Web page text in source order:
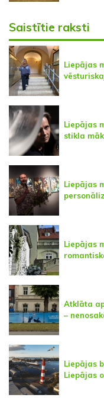
Saistītie raksti
Liepājas
Liepājas
stikla
Liepājas
Liepājas
Atklāta
–
Liepājas
Liepājas